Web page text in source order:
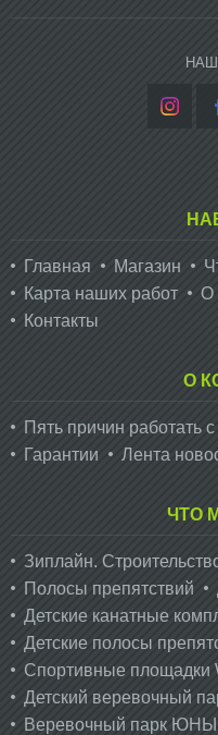
Главная Магазин
Карта наших работ
О
Контакты
О
Пять причин работать
Гарантии
Лента
ЧТО
Зиплайн.
Полосы препятствий
Детские канатные
Детские полосы
Спортивные площадки
Детский веревочный
Веревочный парк